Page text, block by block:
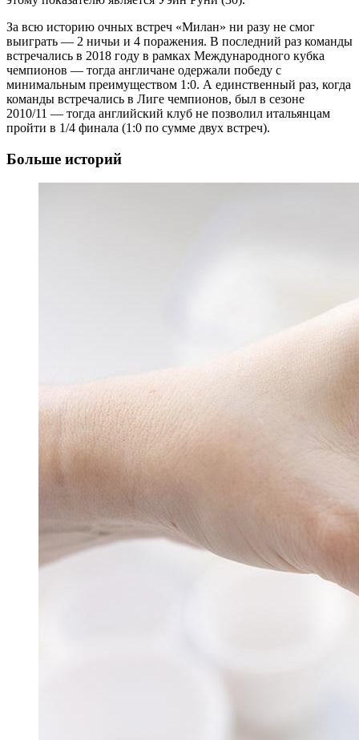
За всю историю очных встреч «Милан» ни разу не смог
выиграть — 2 ничьи и 4 поражения. В последний раз команды
встречались в 2018 году в рамках Международного кубка
чемпионов — тогда англичане одержали победу с
минимальным преимуществом 1:0. А единственный раз, когда
команды встречались в Лиге чемпионов, был в сезоне
2010/11 — тогда английский клуб не позволил итальянцам
пройти в 1/4 финала (1:0 по сумме двух встреч).
Больше историй